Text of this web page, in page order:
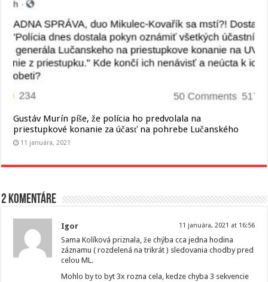
Gustáv Murín píše, že polícia ho predvolala na
priestupkové konanie za účasť na pohrebe Lučanského
11 januára, 2021
2 komentáre
Igor 11 januára, 2021 at 16:56
Sama Kolíková priznala, že chýba cca jedna hodina
záznamu ( rozdelená na trikrát ) sledovania chodby pred
celou ML.
Mohlo by to byt 3x rozna cela, kedze chyba 3 sekvencie